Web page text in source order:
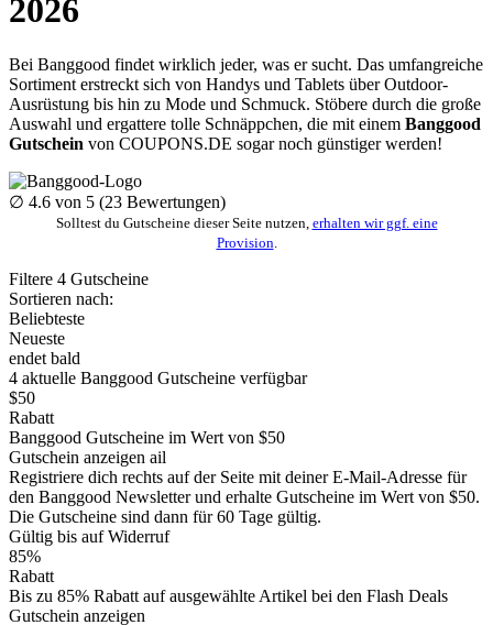
2026
Bei Banggood findet wirklich jeder, was er sucht. Das umfangreiche
Sortiment erstreckt sich von Handys und Tablets über Outdoor-
Ausrüstung bis hin zu Mode und Schmuck. Stöbere durch die große
Auswahl und ergattere tolle Schnäppchen, die mit einem Banggood
Gutschein von COUPONS.DE sogar noch günstiger werden!
∅ 4.6 von 5 (23 Bewertungen)
Solltest du Gutscheine dieser Seite nutzen, erhalten wir ggf. eine
Provision
Filtere 4 Gutscheine
Sortieren nach:
Beliebteste
Neueste
endet bald
4 aktuelle Banggood Gutscheine verfügbar
$50
Rabatt
Banggood Gutscheine im Wert von $50
Gutschein anzeigen ail
Registriere dich rechts auf der Seite mit deiner E-Mail-Adresse für
den Banggood Newsletter und erhalte Gutscheine im Wert von $50.
Die Gutscheine sind dann für 60 Tage gültig.
Gültig bis auf Widerruf
85%
Rabatt
Bis zu 85% Rabatt auf ausgewählte Artikel bei den Flash Deals
Gutschein anzeigen